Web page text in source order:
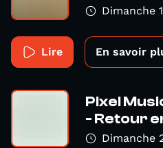
Dimanche
Lire En savoir
Pixel
- Retour
Dimanche